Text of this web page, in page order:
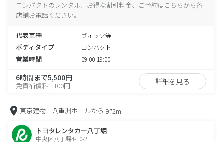
コンパクトのレンタル、お得な割引料金、ご予約はこちらから各
店舗お電話ください。
代表車種 ヴィッツ等
ボディタイプ コンパクト
営業時間 09:00-19:00
6時間まで5,500円
免責補償料1,100円 詳細を見る
東京建物 八重洲ホールから 972m
トヨタレンタカー八丁堀
中央区八丁堀4-10-2